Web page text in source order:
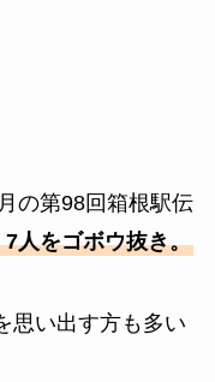
の第98回箱根駅伝
人をゴボウ抜き。
思い出す方も多い